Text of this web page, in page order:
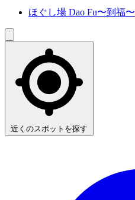
ほぐし場 Dao Fu〜到福〜
近くのスポットを探す